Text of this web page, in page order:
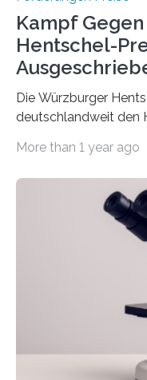
Kampf
Hentschel-
Die Würzburger
deutschlandweit den
hochrangige
Schlaganfall“ mit
Betroffenen zu
diesem Jahr wieder
Preis aus. Er richtet
Forscherinnen und
werden soll eine
hochrangige
More than 1 year ago